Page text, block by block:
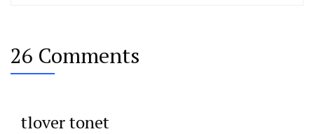
26 Comments
tlover tonet